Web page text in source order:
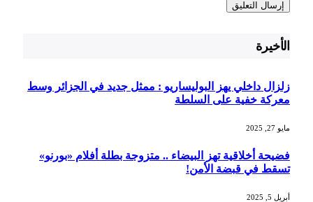
الأخيرة
زلزال داخلي يهز البوليساريو : ممثل جديد في الجزائر وسط
معركة خفية على السلطة
مايو 27, 2025
فضيحة أخلاقية تهز البيضاء .. متزوجة بطلة أفلام «بورنو»
تسقط في قبضة الأمن!
أبريل 5, 2025